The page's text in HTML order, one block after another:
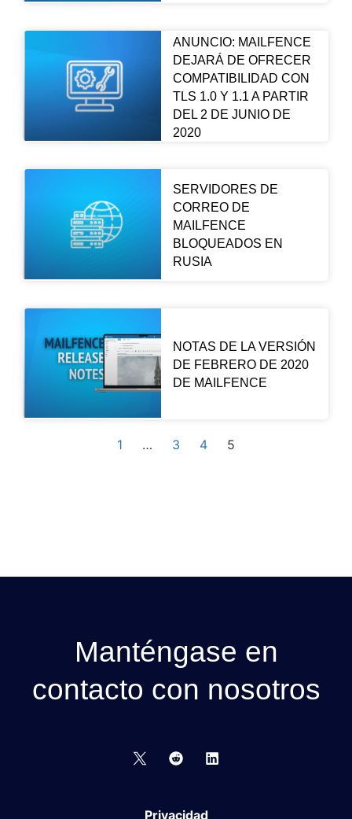
ANUNCIO: MAILFENCE
DEJARÁ DE OFRECER
COMPATIBILIDAD CON
TLS 1.0 Y 1.1 A PARTIR
DEL 2 DE JUNIO DE
2020
SERVIDORES DE
CORREO DE
MAILFENCE
BLOQUEADOS EN
RUSIA
NOTAS DE LA VERSIÓN
DE FEBRERO DE 2020
DE MAILFENCE
1 … 3 4 5
Manténgase en
contacto con nosotros
Privacidad